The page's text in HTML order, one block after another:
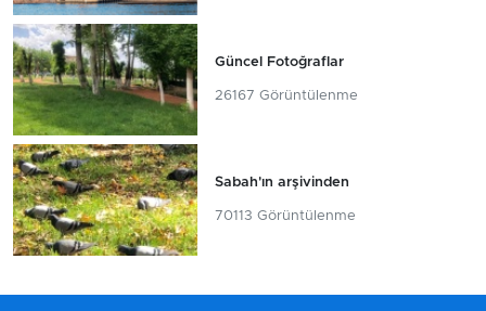
Güncel Fotoğraflar
26167 Görüntülenme
Sabah'ın arşivinden
70113 Görüntülenme